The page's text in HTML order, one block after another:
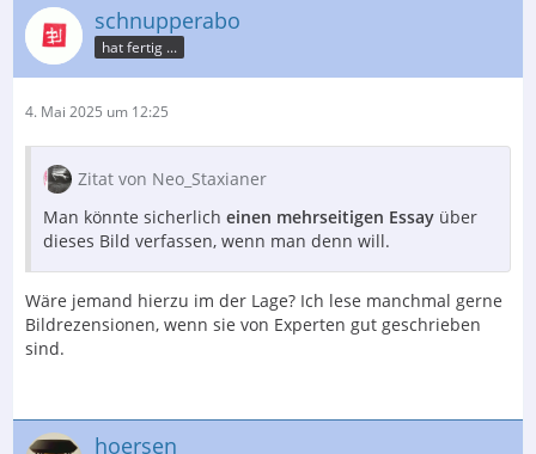
schnupperabo
hat fertig ...
4. Mai 2025 um 12:25
Zitat von Neo_Staxianer
Man könnte sicherlich einen mehrseitigen Essay über
dieses Bild verfassen, wenn man denn will.
Wäre jemand hierzu im der Lage? Ich lese manchmal gerne
Bildrezensionen, wenn sie von Experten gut geschrieben
sind.
hoersen